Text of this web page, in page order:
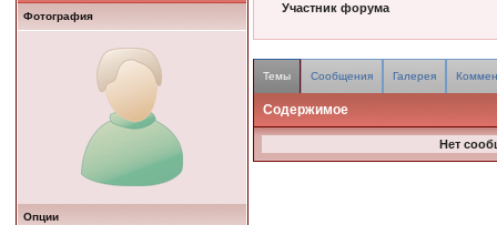
Фотография
Опции
Участник форума
Темы Сообщения Галерея
Содержимое
Нет